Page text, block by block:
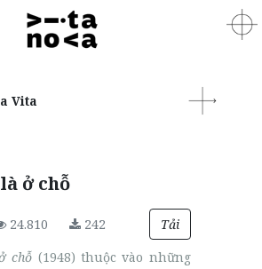
Vita
ở chỗ
24.810 242
Tải
chỗ (1948) thuộc vào những